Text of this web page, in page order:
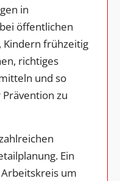
in
öffentlichen
Kindern frühzeitig
richtiges
und so
zu
Ein
um